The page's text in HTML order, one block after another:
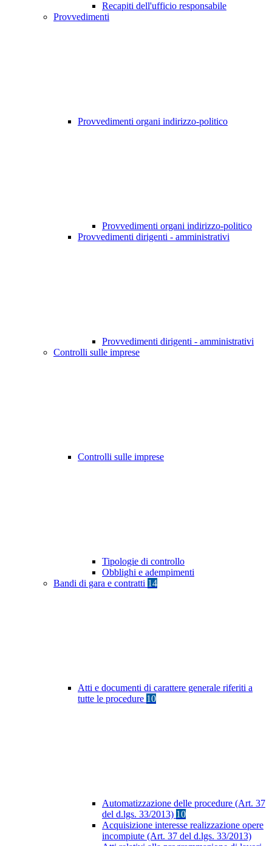
Recapiti dell'ufficio responsabile
Provvedimenti
Provvedimenti organi indirizzo-politico
Provvedimenti organi indirizzo-politico
Provvedimenti dirigenti - amministrativi
Provvedimenti dirigenti - amministrativi
Controlli sulle imprese
Controlli sulle imprese
Tipologie di controllo
Obblighi e adempimenti
Bandi di gara e contratti 14
Atti e documenti di carattere generale riferiti a
tutte le procedure 10
Automatizzazione delle procedure (Art. 37
del d.lgs. 33/2013) 10
Acquisizione interesse realizzazione opere
incompiute (Art. 37 del d.lgs. 33/2013)